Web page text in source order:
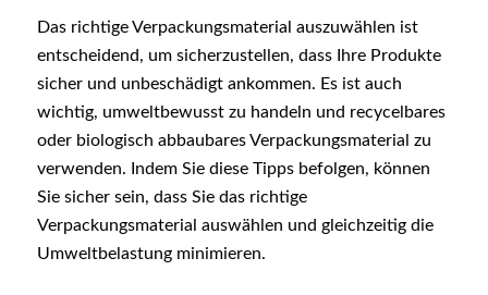
Das richtige Verpackungsmaterial auszuwählen ist
entscheidend, um sicherzustellen, dass Ihre Produkte
sicher und unbeschädigt ankommen. Es ist auch
wichtig, umweltbewusst zu handeln und recycelbares
oder biologisch abbaubares Verpackungsmaterial zu
verwenden. Indem Sie diese Tipps befolgen, können
Sie sicher sein, dass Sie das richtige
Verpackungsmaterial auswählen und gleichzeitig die
Umweltbelastung minimieren.